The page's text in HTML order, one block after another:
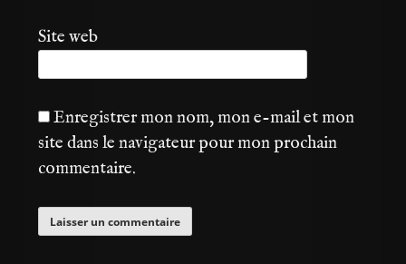
Site web
Enregistrer mon nom, mon e-mail et mon
site dans le navigateur pour mon prochain
commentaire.